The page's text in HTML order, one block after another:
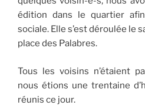
édition dans le quartier
sociale. Elle s’est déroulée le
place des Palabres.
Tous les voisins n’étaient
nous étions une trentaine
réunis ce jour.